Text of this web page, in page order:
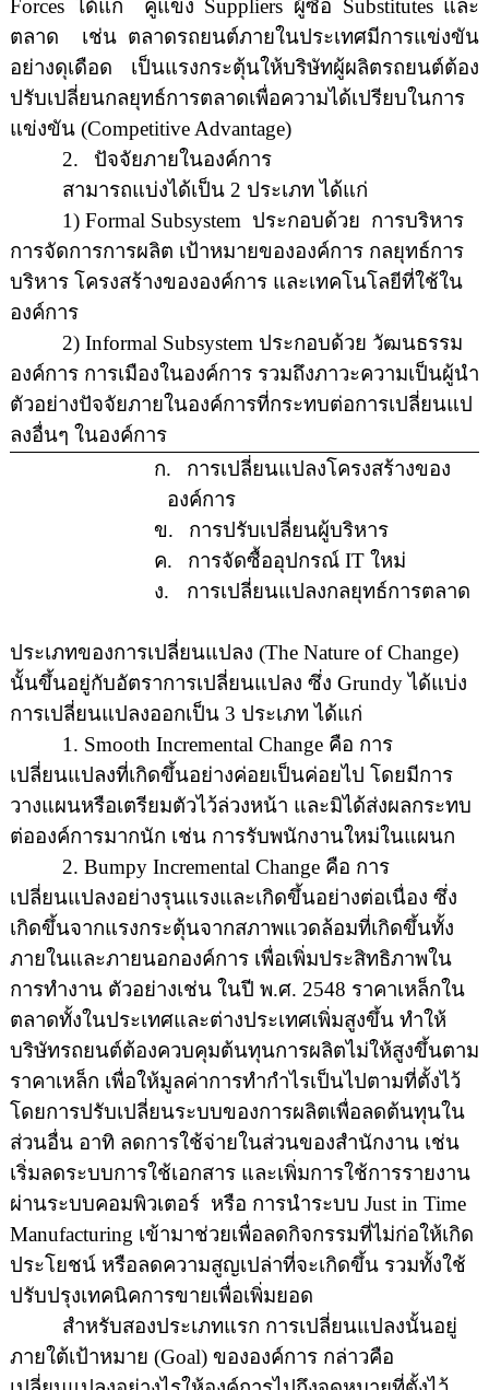
Forcesได้แก่ คู่แข่ง Suppliers ผู้ซื้อ Substitutes และ
ตลาด
เช่น ตลาดรถยนต์ภายในประเทศมีการแข่งขัน
อย่างดุเดือด เป็นแรงกระตุ้นให้บริษัทผู้ผลิตรถยนต์ต้อง
ปรับเปลี่ยนกลยุทธ์การตลาดเพื่อความได้เปรียบในการ
แข่งขัน (Competitive Advantage)
2.
ปัจจัยภายในองค์การ
สามารถแบ่งได้เป็น 2 ประเภท ได้แก่
1) Formal Subsystem ประกอบด้วย การบริหาร
การจัดการการผลิต เป้าหมายขององค์การ กลยุทธ์การ
บริหาร โครงสร้างขององค์การ และเทคโนโลยีที่ใช้ใน
องค์การ
2) Informal Subsystemประกอบด้วย วัฒนธรรม
องค์การ การเมืองในองค์การ รวมถึงภาวะความเป็นผู้นำ
ตัวอย่างปัจจัยภายในองค์การที่กระทบต่อการเปลี่ยนแป
ลงอื่นๆ ในองค์การ
ก.
การเปลี่ยนแปลงโครงสร้างของ
องค์การ
ข.
การปรับเปลี่ยนผู้บริหาร
ค.
การจัดซื้ออุปกรณ์ IT ใหม่
ง.
การเปลี่ยนแปลงกลยุทธ์การตลาด
ประเภทของการเปลี่ยนแปลง (The Nature of Change)
นั้นขึ้นอยู่กับอัตราการเปลี่ยนแปลง ซึ่ง Grundyได้แบ่ง
การเปลี่ยนแปลงออกเป็น 3 ประเภท ได้แก่
1. Smooth Incremental Change คือ การ
เปลี่ยนแปลงที่เกิดขึ้นอย่างค่อยเป็นค่อยไป โดยมีการ
วางแผนหรือเตรียมตัวไว้ล่วงหน้า และมิได้ส่งผลกระทบ
ต่อองค์การมากนัก เช่น การรับพนักงานใหม่ในแผนก
2. Bumpy Incremental Change คือ การ
เปลี่ยนแปลงอย่างรุนแรงและเกิดขึ้นอย่างต่อเนื่อง ซึ่ง
เกิดขึ้นจากแรงกระตุ้นจากสภาพแวดล้อมที่เกิดขึ้นทั้ง
ภายในและภายนอกองค์การ เพื่อเพิ่มประสิทธิภาพใน
การทำงาน ตัวอย่างเช่นในปี พ.ศ. 2548 ราคาเหล็กใน
ตลาดทั้งในประเทศและต่างประเทศเพิ่มสูงขึ้น ทำให้
บริษัทรถยนต์ต้องควบคุมต้นทุนการผลิตไม่ให้สูงขึ้นตาม
ราคาเหล็ก เพื่อให้มูลค่าการทำกำไรเป็นไปตามที่ตั้งไว้
โดยการปรับเปลี่ยนระบบของการผลิตเพื่อลดต้นทุนใน
ส่วนอื่น อาทิ ลดการใช้จ่ายในส่วนของสำนักงาน เช่น
เริ่มลดระบบการใช้เอกสาร และเพิ่มการใช้การรายงาน
ผ่านระบบคอมพิวเตอร์ หรือ การนำระบบ Just in Time
Manufacturing เข้ามาช่วยเพื่อลดกิจกรรมที่ไม่ก่อให้เกิด
ประโยชน์ หรือลดความสูญเปล่าที่จะเกิดขึ้น รวมทั้งใช้
ปรับปรุงเทคนิคการขายเพื่อเพิ่มยอด
สำหรับสองประเภทแรก การเปลี่ยนแปลงนั้นอยู่
ภายใต้เป้าหมาย (Goal) ขององค์การ กล่าวคือ